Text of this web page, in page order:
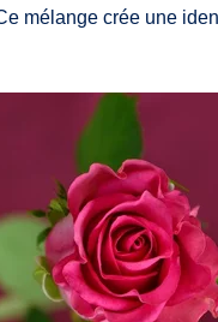
mélange crée une